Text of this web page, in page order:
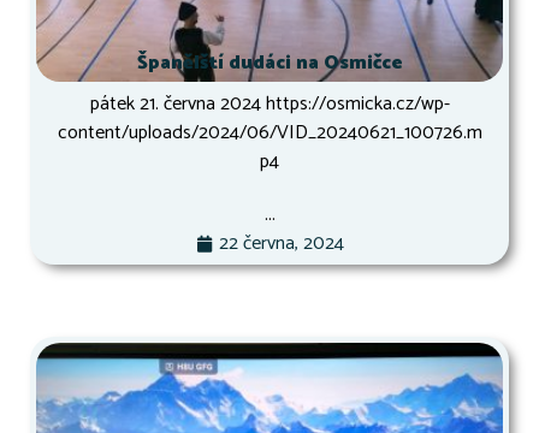
Španělští dudáci na Osmičce
pátek 21. června 2024 https://osmicka.cz/wp-
content/uploads/2024/06/VID_20240621_100726.m
p4
...
22 června, 2024